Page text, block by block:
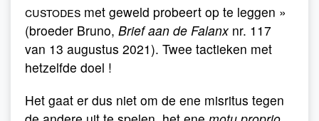
custodes met geweld probeert op te leggen »
(broeder Bruno, Brief aan de Falanx nr. 117
van 13 augustus 2021). Twee tactieken met
hetzelfde doel !
Het gaat er dus niet om de ene misritus tegen